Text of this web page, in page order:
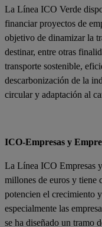
La Línea ICO Verde
financiar proyectos de
objetivo de dinamizar la
destinar, entre otras
transporte sostenible,
descarbonización de la
circular y adaptación al
ICO-Empresas y
La Línea ICO Empresas
millones de euros y tiene
potencien el crecimiento
especialmente las
se ha diseñado un tramo